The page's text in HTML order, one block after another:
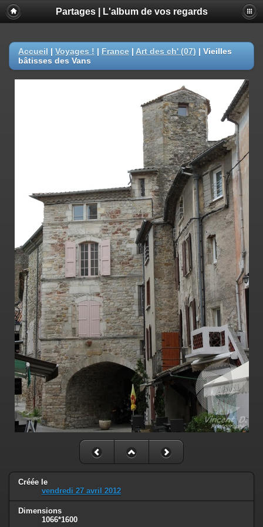
Partages | L'album de vos regards
Accueil | Voyages ! | France | Art des ch' (07) | Vieilles
bâtisses des Vans
Créée le
vendredi 27 avril 2012
Dimensions
1066*1600